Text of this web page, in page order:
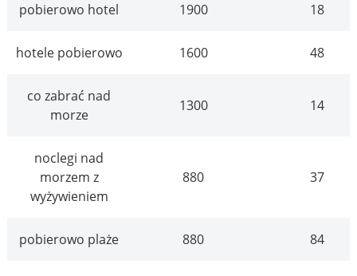
pobierowo hotel 1900 18
hotele pobierowo 1600 48
co zabrać nad
morze
1300 14
noclegi nad
morzem z
wyżywieniem
880 37
pobierowo plaże 880 84